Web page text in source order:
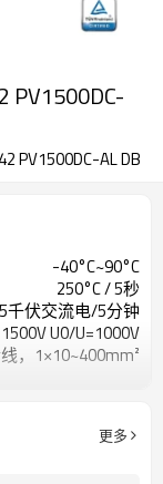
PV1500DC-
PV1500DC-AL DB
-40°C~90°C
250°C / 5秒
千伏交流电/5分钟
U0/U=1000V
，1×10~400mm²
XLPO
更多